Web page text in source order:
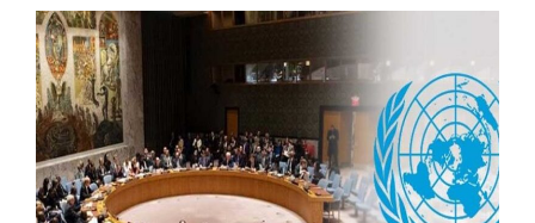
योगी
‘बंटेंगे
तो
को
RSS
समर्थन,